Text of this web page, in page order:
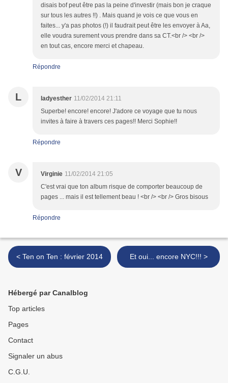
disais bof peut être pas la peine d'investir (mais bon je craque
sur tous les autres !!) . Mais quand je vois ce que vous en
faites... y'a pas photos (!) il faudrait peut être les envoyer à Aa,
elle voudra surement vous prendre dans sa CT.<br /> <br />
en tout cas, encore merci et chapeau.
Répondre
L ladyesther 11/02/2014 21:11
Superbe! encore! encore! J'adore ce voyage que tu nous
invites à faire à travers ces pages!! Merci Sophie!!
Répondre
V Virginie 11/02/2014 21:05
C'est vrai que ton album risque de comporter beaucoup de
pages ... mais il est tellement beau ! <br /> <br /> Gros bisous
Répondre
< Ten on Ten : février 2014 Et oui... encore NYC!!! >
Hébergé par Canalblog
Top articles
Pages
Contact
Signaler un abus
C.G.U.